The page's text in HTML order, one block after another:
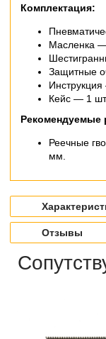
Комплектация:
Масленка
Защитные
Кейс — 1
Рекомендуемые
Реечные
мм.
Отзывы